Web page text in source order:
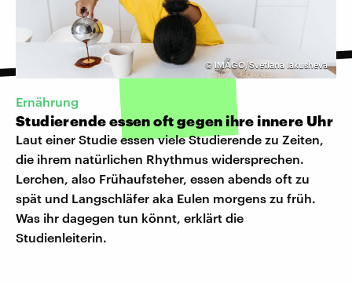
© IMAGO/Svetlana Iakusheva
Ernährung
Studierende essen oft gegen ihre innere Uhr
Laut einer Studie essen viele Studierende zu Zeiten,
die ihrem natürlichen Rhythmus widersprechen.
Lerchen, also Frühaufsteher, essen abends oft zu
spät und Langschläfer aka Eulen morgens zu früh.
Was ihr dagegen tun könnt, erklärt die
Studienleiterin.